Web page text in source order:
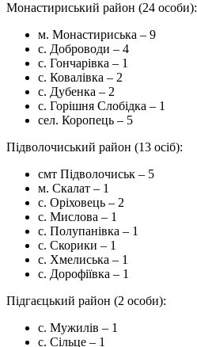
Монастириський район (24 особи):
м. Монастириська – 9
с. Доброводи – 4
с. Гончарівка – 1
с. Ковалівка – 2
с. Дубенка – 2
с. Горішня Слобідка – 1
сел. Коропець – 5
Підволочиський район (13 осіб):
смт Підволочиськ – 5
м. Скалат – 1
с. Оріховець – 2
с. Мислова – 1
с. Полупанівка – 1
с. Скорики – 1
с. Хмелиська – 1
с. Дорофіївка – 1
Підгаєцький район (2 особи):
с. Мужилів – 1
с. Сільце – 1